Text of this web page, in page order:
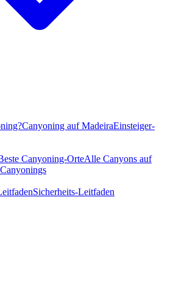
Canyoning auf MadeiraEinsteiger-
Canyoning-OrteAlle Canyons auf
Sicherheits-Leitfaden